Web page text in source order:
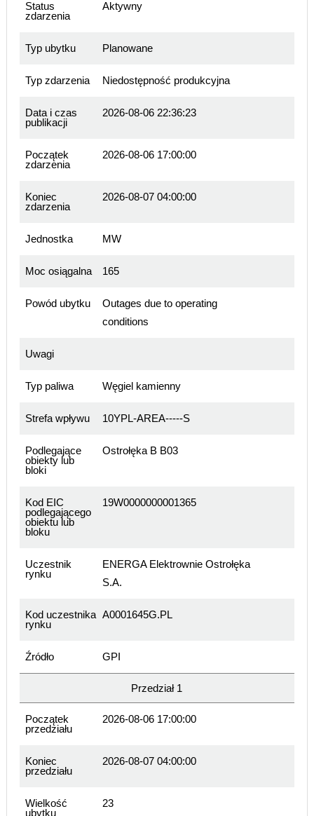
Status
zdarzenia
Aktywny
Typ ubytku Planowane
Typ zdarzenia Niedostępność produkcyjna
Data i czas
publikacji
2026-08-06 22:36:23
Początek
zdarzenia
2026-08-06 17:00:00
Koniec
zdarzenia
2026-08-07 04:00:00
Jednostka MW
Moc osiągalna 165
Powód ubytku
Outages due to operating
conditions
Uwagi
Typ paliwa Węgiel kamienny
Strefa wpływu 10YPL-AREA-----S
Podlegające
obiekty lub
bloki
Ostrołęka B B03
Kod EIC
podlegającego
obiektu lub
bloku
19W0000000001365
Uczestnik
rynku
ENERGA Elektrownie Ostrołęka
S.A.
Kod uczestnika
rynku
A0001645G.PL
Źródło GPI
Przedział 1
Początek
przedziału
2026-08-06 17:00:00
Koniec
przedziału
2026-08-07 04:00:00
Wielkość
ubytku
23